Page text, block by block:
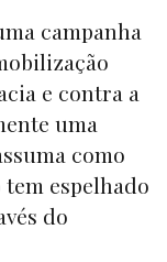
campanha
e contra a
uma
como
espelhado
do